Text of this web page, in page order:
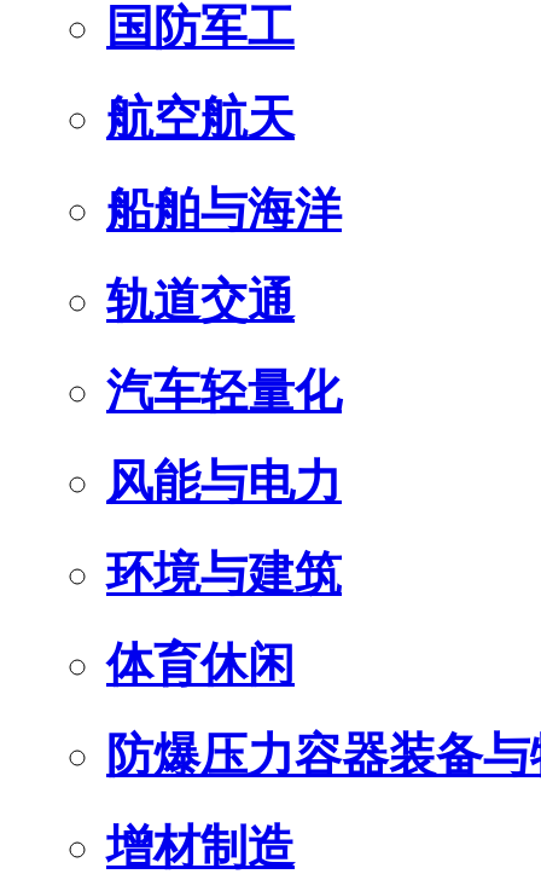
国防军工
航空航天
船舶与海洋
轨道交通
汽车轻量化
风能与电力
环境与建筑
体育休闲
防爆压力容器装备
增材制造